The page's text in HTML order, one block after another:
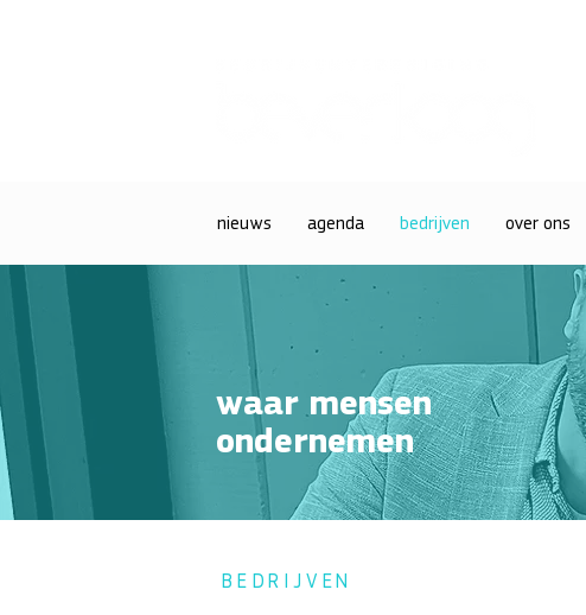
nieuws agenda bedrijven over ons
waar mensen
ondernemen
BEDRIJVEN